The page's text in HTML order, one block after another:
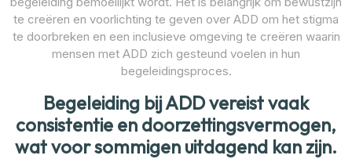
te creëren en voorlichting te geven over ADD om het stigma
te doorbreken en een inclusieve omgeving te creëren waarin
mensen met ADD zich gesteund voelen in hun
begeleidingsproces.
Begeleiding bij ADD vereist vaak
consistentie en doorzettingsvermogen,
wat voor sommigen uitdagend kan zijn.